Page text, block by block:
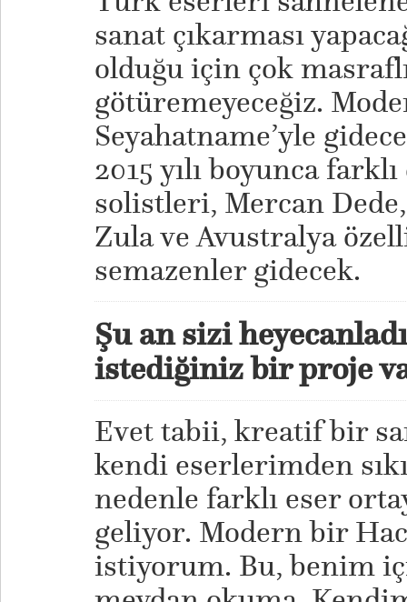
sanat çıkarması
olduğu için çok
götüremeyeceğiz.
Seyahatname’yle
2015 yılı boyunca
solistleri, Mercan
Zula ve Avustralya
semazenler gidecek.
Şu an sizi
istediğiniz bir proje
Evet tabii, kreatif bir
kendi eserlerimden
nedenle farklı eser
geliyor. Modern bir
istiyorum. Bu, benim